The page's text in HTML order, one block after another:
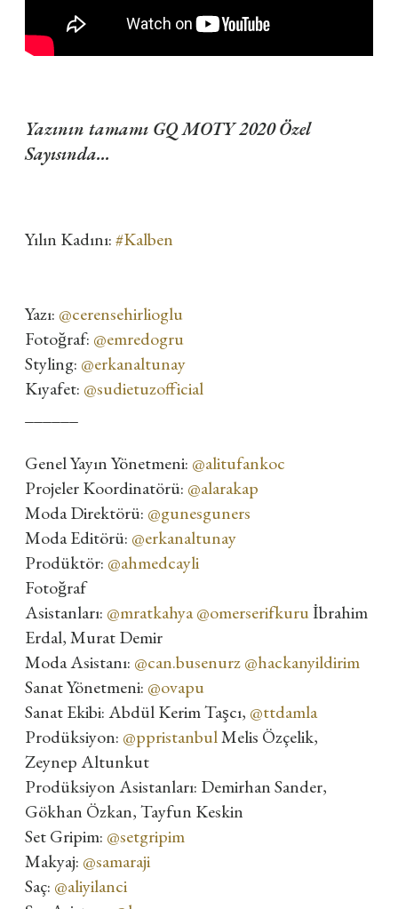
Yazının tamamı GQ MOTY 2020 Özel
Sayısında...
Yılın Kadını:#Kalben
Yazı: @cerensehirlioglu
Fotoğraf: @emredogru
Styling: @erkanaltunay
Kıyafet: @sudietuzofficial
Genel Yayın Yönetmeni: @alitufankoc
Projeler Koordinatörü: @alarakap
Moda Direktörü: @gunesguners
Moda Editörü: @erkanaltunay
Prodüktör: @ahmedcayli
Fotoğraf
Asistanları: @mratkahya@omerserifkuruİbrahim
Erdal, Murat Demir
Moda Asistanı: @can.busenurz@hackanyildirim
Sanat Yönetmeni: @ovapu
Sanat Ekibi: Abdül Kerim Taşcı, @ttdamla
Prodüksiyon: @ppristanbulMelis Özçelik,
Zeynep Altunkut
Prodüksiyon Asistanları: Demirhan Sander,
Gökhan Özkan, Tayfun Keskin
Set Gripim: @setgripim
Makyaj: @samaraji
Saç: @aliyilanci